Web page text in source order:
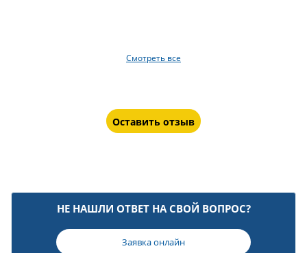
Смотреть все
Оставить отзыв
НЕ НАШЛИ ОТВЕТ НА СВОЙ ВОПРОС?
Заявка онлайн